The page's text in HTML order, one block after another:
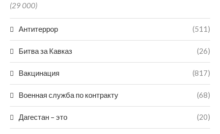
(29 000)
Антитеррор (511)
Битва за Кавказ (26)
Вакцинация (817)
Военная служба по контракту (68)
Дагестан – это (20)